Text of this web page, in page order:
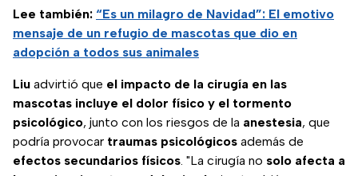
Lee también: “Es un milagro de Navidad”: El emotivo
mensaje de un refugio de mascotas que dio en
adopción a todos sus animales
Liu advirtió que el impacto de la cirugía en las
mascotas incluye el dolor físico y el tormento
psicológico, junto con los riesgos de la anestesia, que
podría provocar traumas psicológicos además de
efectos secundarios físicos. "La cirugía no solo afecta a